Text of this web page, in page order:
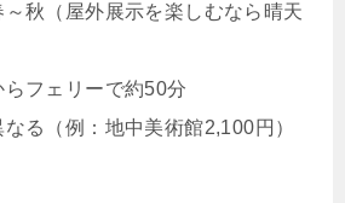
秋（屋外展示を楽しむなら晴天
フェリーで約50分
る（例：地中美術館2,100円）